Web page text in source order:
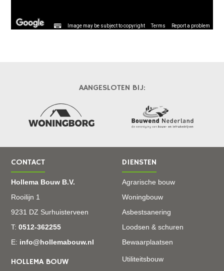
Image may be subject to copyright Terms Report a problem
AANGESLOTEN BIJ:
CONTACT
Hollema Bouw B.V.
Rooilijn 1
9231 DZ Surhuisterveen
T:0512-362255
E: info@hollemabouw.nl
HOLLEMA BOUW
DIENSTEN
Agrarische bouw
Woningbouw
Asbestsanering
Loodsen & schuren
Bewaarplaatsen
Utiliteitsbouw